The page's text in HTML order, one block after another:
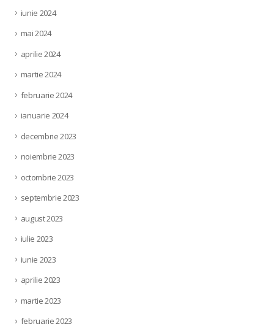
iunie 2024
mai 2024
aprilie 2024
martie 2024
februarie 2024
ianuarie 2024
decembrie 2023
noiembrie 2023
octombrie 2023
septembrie 2023
august 2023
iulie 2023
iunie 2023
aprilie 2023
martie 2023
februarie 2023